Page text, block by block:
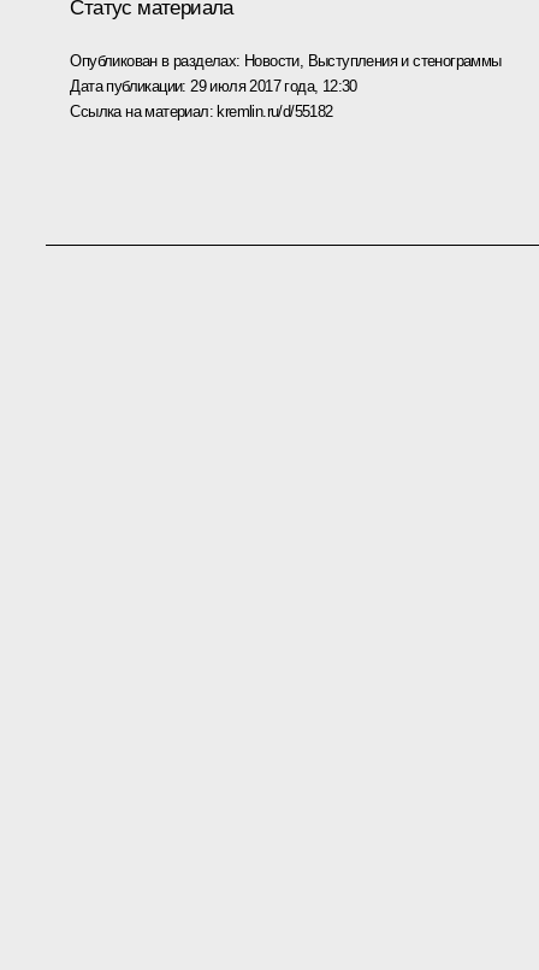
Статус материала
Опубликован в разделах: Новости, Выступления и стенограммы
Дата публикации: 29 июля 2017 года, 12:30
Ссылка на материал: kremlin.ru/d/55182